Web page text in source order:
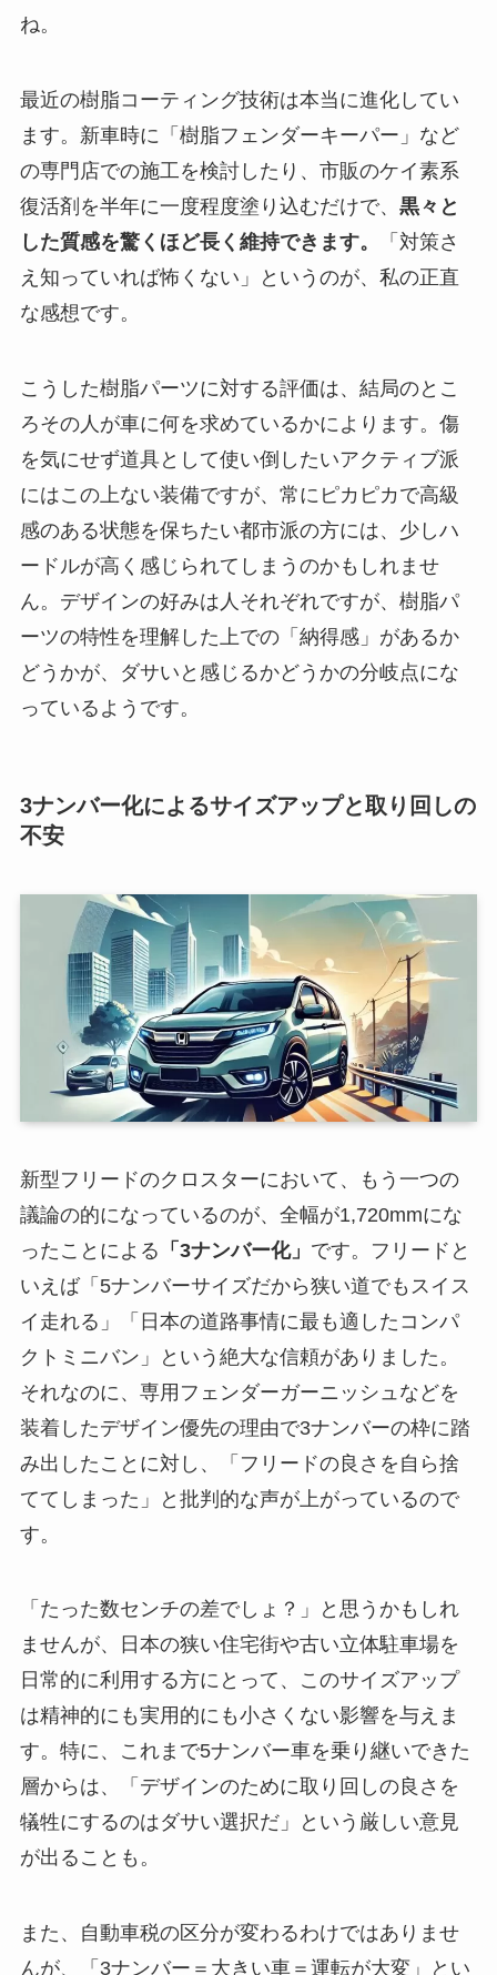
ね。
最近の樹脂コーティング技術は本当に進化してい
ます。新車時に「樹脂フェンダーキーパー」など
の専門店での施工を検討したり、市販のケイ素系
復活剤を半年に一度程度塗り込むだけで、 黒々と
した質感を驚くほど長く維持できます。
「対策さ
え知っていれば怖くない」というのが、私の正直
な感想です。
こうした樹脂パーツに対する評価は、結局のとこ
ろその人が車に何を求めているかによります。傷
を気にせず道具として使い倒したいアクティブ派
にはこの上ない装備ですが、常にピカピカで高級
感のある状態を保ちたい都市派の方には、少しハ
ードルが高く感じられてしまうのかもしれませ
ん。デザインの好みは人それぞれですが、樹脂パ
ーツの特性を理解した上での「納得感」があるか
どうかが、ダサいと感じるかどうかの分岐点にな
っているようです。
3ナンバー化によるサイズアップと取り回しの
不安
新型フリードのクロスターにおいて、もう一つの
議論の的になっているのが、全幅が1,720mmにな
ったことによる 「3ナンバー化」 です。フリードと
いえば「5ナンバーサイズだから狭い道でもスイス
イ走れる」「日本の道路事情に最も適したコンパ
クトミニバン」という絶大な信頼がありました。
それなのに、専用フェンダーガーニッシュなどを
装着したデザイン優先の理由で3ナンバーの枠に踏
み出したことに対し、「フリードの良さを自ら捨
ててしまった」と批判的な声が上がっているので
す。
「たった数センチの差でしょ？」と思うかもしれ
ませんが、日本の狭い住宅街や古い立体駐車場を
日常的に利用する方にとって、このサイズアップ
は精神的にも実用的にも小さくない影響を与えま
す。特に、これまで5ナンバー車を乗り継いできた
層からは、「デザインのために取り回しの良さを
犠牲にするのはダサい選択だ」という厳しい意見
が出ることも。
また、自動車税の区分が変わるわけではありませ
んが、「3ナンバー＝大きい車＝運転が大変」とい